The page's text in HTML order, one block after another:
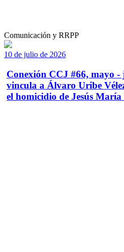
Comunicación y RRPP
10 de julio de 2026
Conexión CCJ #66, mayo -
vincula a Álvaro Uribe
el homicidio de Jesús María